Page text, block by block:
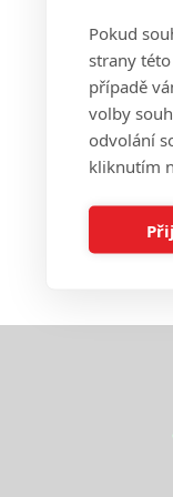
Pokud
strany
případě
volby
odvolání
kliknutím